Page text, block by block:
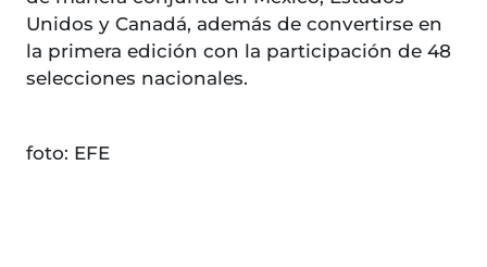
Unidos y Canadá, además de convertirse en
la primera edición con la participación de 48
selecciones nacionales.
foto: EFE